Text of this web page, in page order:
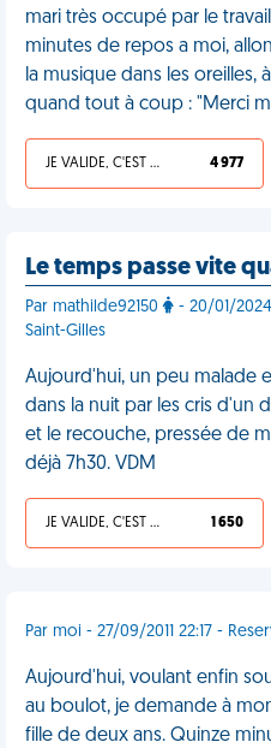
mari très occupé par le
minutes de repos a moi,
la musique dans les
quand tout à coup : "Merci
JE VALIDE, C'EST UNE VDM 4 977
Le temps passe vite
Par mathilde92150
- 20/01/
Saint-Gilles
Aujourd'hui, un peu malade
dans la nuit par les cris d'un
et le recouche, pressée de
déjà 7h30. VDM
JE VALIDE, C'EST UNE VDM 1 650
Par moi - 27/09/2011 22:17 -
Aujourd'hui, voulant enfin
au boulot, je demande à
fille de deux ans. Quinze